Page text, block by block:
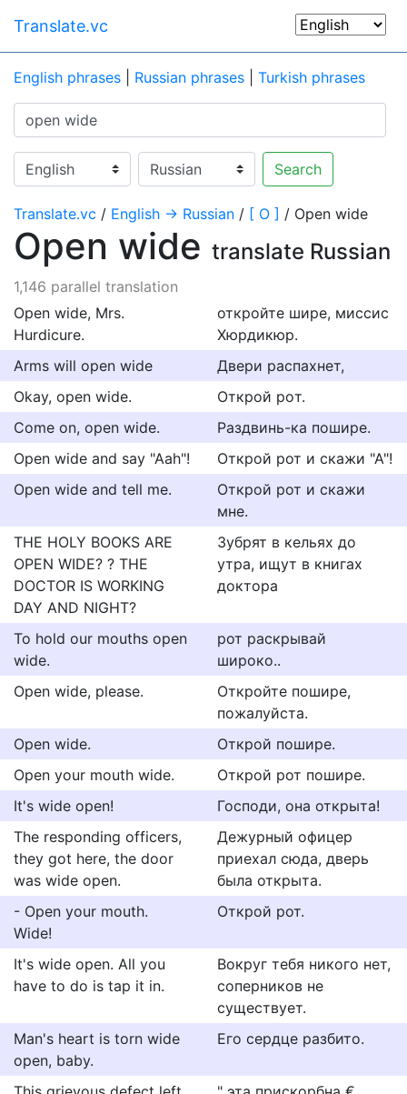
Translate.vc
English phrases Russian phrases Turkish phrases
Search
Translate.vc / English → Russian / [ O ] / Open wide
Open wide translate Russian
1,146 parallel translation
Open wide, Mrs.
Hurdicure.
откройте шире, миссис
Хюрдикюр.
Arms will open wide
Двери распахнет,
Okay, open wide.
Oткpoй poт.
Come on, open wide.
Раздвинь-ка пошире.
Open wide and say "Aah"!
Открой рот и скажи "А"!
Open wide and tell me.
Открой рот и скажи
мне.
THE HOLY BOOKS ARE
OPEN WIDE? ? THE
DOCTOR IS WORKING
DAY AND NIGHT?
Зубрят в кельях до
утра, ищут в книгах
доктора
To hold our mouths open
wide.
рот раскрывай
широко..
Open wide, please.
Откройте пошире,
пожалуйста.
Open wide.
Открой пошире.
Open your mouth wide.
Открой рот пошире.
It's wide open!
Господи, она открыта!
The responding officers,
they got here, the door
was wide open.
Дежурный офицер
приехал сюда, дверь
была открыта.
- Open your mouth.
Wide!
Открой рот.
It's wide open. All you
have to do is tap it in.
Вокруг тебя никого нет,
соперников не
существует.
Man's heart is torn wide
open, baby.
Его сердце разбито.